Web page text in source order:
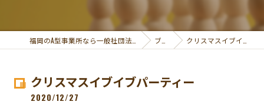
ブログ クリスマスイブイブパーティー
クリスマスイブイブパーティー
2020/12/27